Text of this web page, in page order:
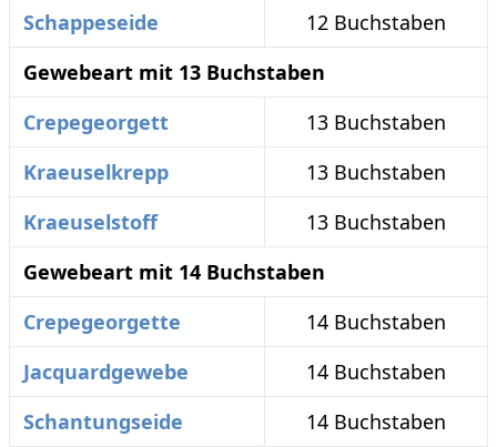
Schappeseide
12 Buchstaben
Gewebeart mit 13 Buchstaben
Crepegeorgett
13 Buchstaben
Kraeuselkrepp
13 Buchstaben
Kraeuselstoff
13 Buchstaben
Gewebeart mit 14 Buchstaben
Crepegeorgette
14 Buchstaben
Jacquardgewebe
14 Buchstaben
Schantungseide
14 Buchstaben